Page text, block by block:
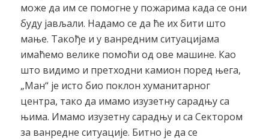
може да им се помогне у пожарима када се они
буду јављали. Надамо се да ће их бити што
мање. Такође и у ванредним ситуацијама
имаћемо велике помоћи од ове машине. Као
што видимо и претходни камион поред њега,
„Ман“ је исто био поклон хуманитарног
центра, тако да имамо изузетну сарадњу са
њима. Имамо изузетну сарадњу и са Сектором
за ванредне ситуације. Битно је да се